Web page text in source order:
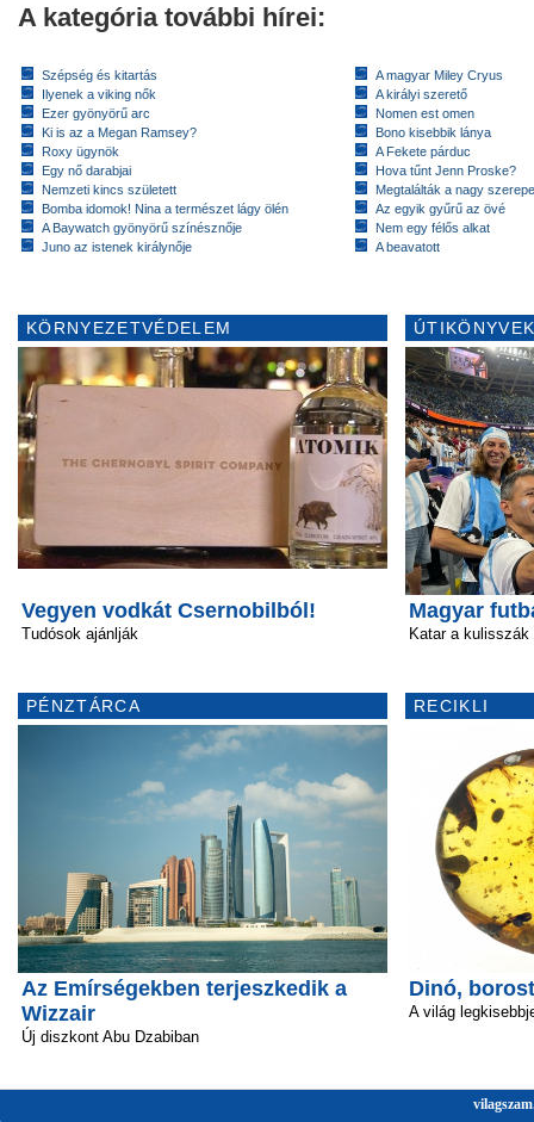
A kategória további hírei:
Szépség és kitartás
Ilyenek a viking nők
Ezer gyönyörű arc
Ki is az a Megan Ramsey?
Roxy ügynök
Egy nő darabjai
Nemzeti kincs született
Bomba idomok! Nina a természet lágy ölén
A Baywatch gyönyörű színésznője
Juno az istenek királynője
A magyar Miley Cryus
A királyi szerető
Nomen est omen
Bono kisebbik lánya
A Fekete párduc
Hova tűnt Jenn Proske?
Megtalálták a nagy
Az egyik gyűrű az övé
Nem egy félős alkat
A beavatott
KÖRNYEZETVÉDELEM
Vegyen vodkát Csernobilból!
Tudósok ajánlják
PÉNZTÁRCA
Az Emírségekben terjeszkedik a
Wizzair
Új diszkont Abu Dzabiban
Magyar
Katar a
RECIKLI
Dinó,
A világ